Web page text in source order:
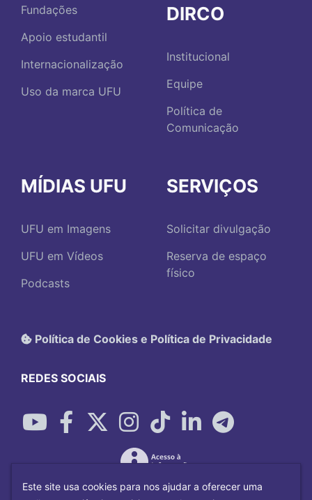
Fundações
Apoio estudantil
Internacionalização
Uso da marca UFU
DIRCO
Institucional
Equipe
Política de
Comunicação
MÍDIAS UFU
UFU em Imagens
UFU em Vídeos
Podcasts
SERVIÇOS
Solicitar divulgação
Reserva de espaço
físico
Política de Cookies e Política de Privacidade
REDES SOCIAIS
Este site usa cookies para nos ajudar a oferecer uma